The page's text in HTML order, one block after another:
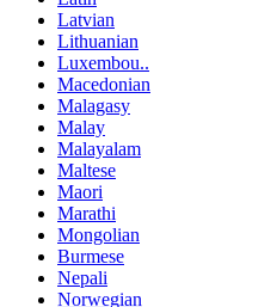
Latvian
Lithuanian
Luxembou..
Macedonian
Malagasy
Malay
Malayalam
Maltese
Maori
Marathi
Mongolian
Burmese
Nepali
Norwegian